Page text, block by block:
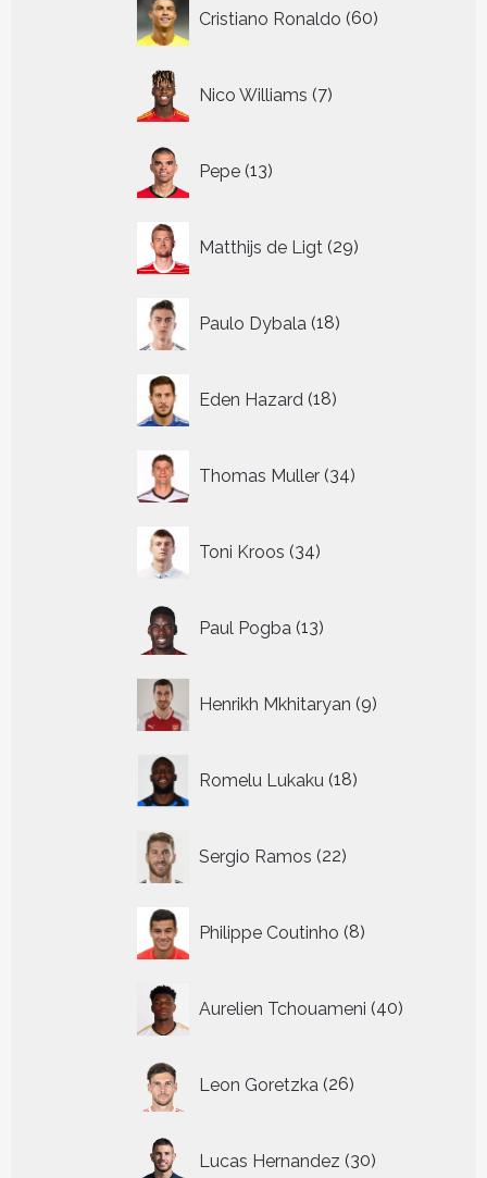
Cristiano Ronaldo 60
producten
Nico Williams 7
producten
Pepe 13
producten
Matthijs de Ligt 29
producten
Paulo Dybala 18
producten
Eden Hazard 18
producten
Thomas Muller 34
producten
Toni Kroos 34
producten
Paul Pogba 13
producten
Henrikh Mkhitaryan 9
producten
Romelu Lukaku 18
producten
Sergio Ramos 22
producten
Philippe Coutinho 8
producten
Aurelien Tchouameni 40
producten
Leon Goretzka 26
producten
Lucas Hernandez 30
producten